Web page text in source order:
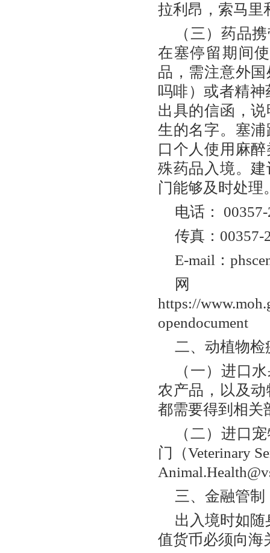
拉利昂，索马里
（三）药品
在塞停留期间
品，需注意外
吗啡）或者精
出具的信函，
生的名字。塞
口个人使用麻
殊药品入境。
门能够及时处
电话：
传真：00357-
E-mail：
https://
二、动植物检
（一）进口
农产品，以及
都需要得到相关
（二）进口
门（Veterinary
三、金融管制
出入境时如
值货币必须向海